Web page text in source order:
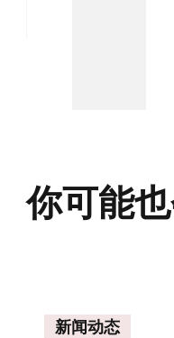
你可能
新闻动态